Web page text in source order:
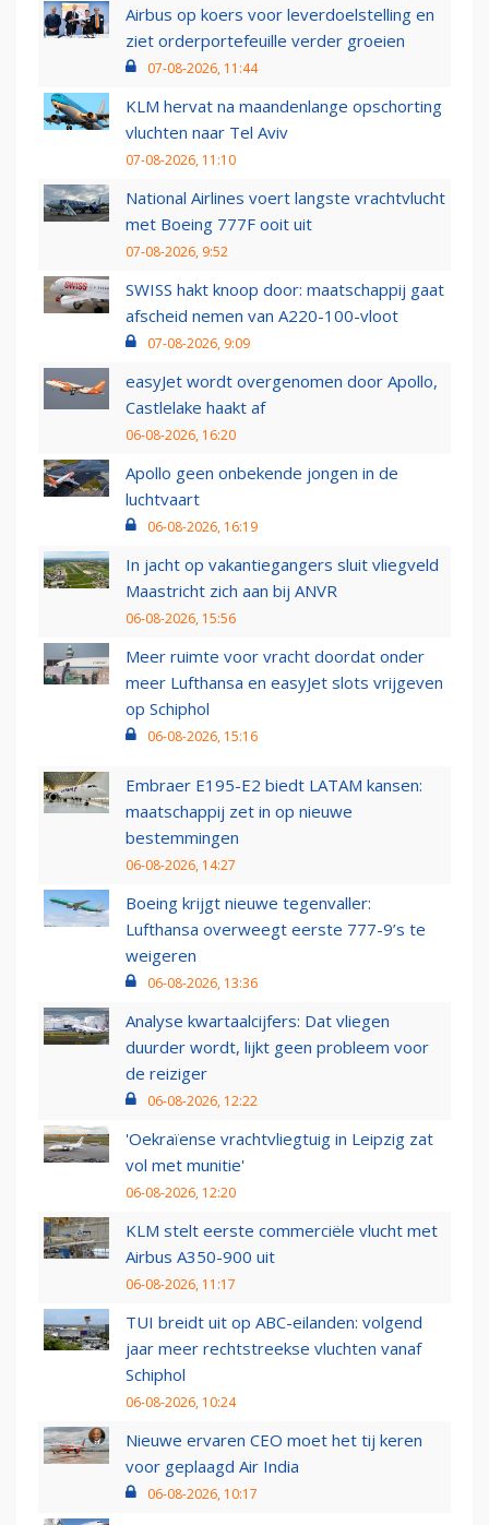
Airbus op koers voor leverdoelstelling en
ziet orderportefeuille verder groeien
07-08-2026, 11:44
KLM hervat na maandenlange opschorting
vluchten naar Tel Aviv
07-08-2026, 11:10
National Airlines voert langste vrachtvlucht
met Boeing 777F ooit uit
07-08-2026, 9:52
SWISS hakt knoop door: maatschappij gaat
afscheid nemen van A220-100-vloot
07-08-2026, 9:09
easyJet wordt overgenomen door Apollo,
Castlelake haakt af
06-08-2026, 16:20
Apollo geen onbekende jongen in de
luchtvaart
06-08-2026, 16:19
In jacht op vakantiegangers sluit vliegveld
Maastricht zich aan bij ANVR
06-08-2026, 15:56
Meer ruimte voor vracht doordat onder
meer Lufthansa en easyJet slots vrijgeven
op Schiphol
06-08-2026, 15:16
Embraer E195-E2 biedt LATAM kansen:
maatschappij zet in op nieuwe
bestemmingen
06-08-2026, 14:27
Boeing krijgt nieuwe tegenvaller:
Lufthansa overweegt eerste 777-9’s te
weigeren
06-08-2026, 13:36
Analyse kwartaalcijfers: Dat vliegen
duurder wordt, lijkt geen probleem voor
de reiziger
06-08-2026, 12:22
'Oekraïense vrachtvliegtuig in Leipzig zat
vol met munitie'
06-08-2026, 12:20
KLM stelt eerste commerciële vlucht met
Airbus A350-900 uit
06-08-2026, 11:17
TUI breidt uit op ABC-eilanden: volgend
jaar meer rechtstreekse vluchten vanaf
Schiphol
06-08-2026, 10:24
Nieuwe ervaren CEO moet het tij keren
voor geplaagd Air India
06-08-2026, 10:17